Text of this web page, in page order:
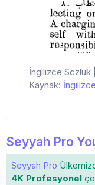
İngilizce Sözlük
Kaynak:
Seyyah Pro
Seyyah Pro
4K Profesyonel